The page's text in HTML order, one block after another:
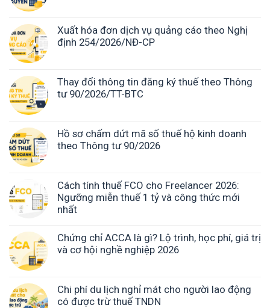
Xuất hóa đơn dịch vụ quảng cáo theo Nghị
định 254/2026/NĐ-CP
Thay đổi thông tin đăng ký thuế theo Thông
tư 90/2026/TT-BTC
Hồ sơ chấm dứt mã số thuế hộ kinh doanh
theo Thông tư 90/2026
Cách tính thuế FCO cho Freelancer 2026:
Ngưỡng miễn thuế 1 tỷ và công thức mới
nhất
Chứng chỉ ACCA là gì? Lộ trình, học phí, giá trị
và cơ hội nghề nghiệp 2026
Chi phí du lịch nghỉ mát cho người lao động
có được trừ thuế TNDN